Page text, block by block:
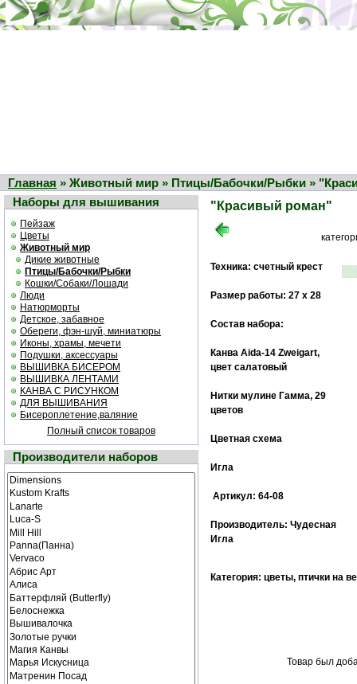
Главная » Животный мир » Птицы/Бабочки/Рыбки »
Наборы для вышивания
Пейзаж
Цветы
Животный мир
Дикие животные
Птицы/Бабочки/Рыбки
Кошки/Собаки/Лошади
Люди
Натюрморты
Детское, забавное
Обереги, фэн-шуй, миниатюры
Иконы, храмы, мечети
Подушки, аксессуары
ВЫШИВКА БИСЕРОМ
ВЫШИВКА ЛЕНТАМИ
КАНВА С РИСУНКОМ
ДЛЯ ВЫШИВАНИЯ
Бисероплетение,валяние
Полный список товаров
Производители наборов
"Красивый роман"
Техника: счетный крест
Размер работы: 27 х 28
Состав набора:
Канва Aida-14 Zweigart,
цвет салатовый
Нитки мулине Гамма, 29
цветов
Цветная схема
Игла
Артикул: 64-08
Производитель: Чудесная
Игла
Категория: цветы, птички на
Товар был